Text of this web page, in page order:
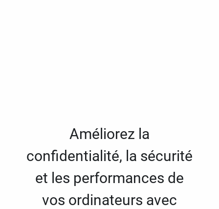
Améliorez la
confidentialité, la sécurité
et les performances de
vos ordinateurs avec